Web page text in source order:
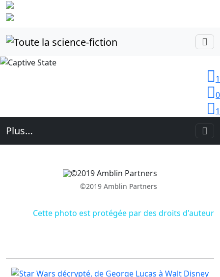
1
0
1
Plus…
©2019 Amblin Partners
Cette photo est protégée par des droits d'auteur